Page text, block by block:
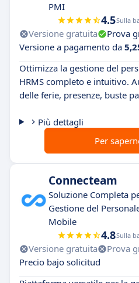
PMI
4.5Sulla
Versione gratuita Prova
Versione a pagamento da
Ottimizza la gestione del
HRMS completo e intuitivo.
delle ferie, presenze, buste
Più dettagli
Per
Connecteam
Soluzione Completa
Gestione del
Mobile
4.8Sulla
Versione gratuita Prova
Precio bajo solicitud